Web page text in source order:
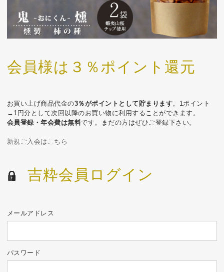
会員様は３％ポイント還元
お買い上げ商品代金の3％がポイントとして貯まります。1ポイント
→1円分として次回以降のお買い物に利用することができます。
会員登録・年会費は無料です。まだの方はぜひご登録下さい。
新規ご入会はこちら
吉粋会員ログイン
メールアドレス
パスワード